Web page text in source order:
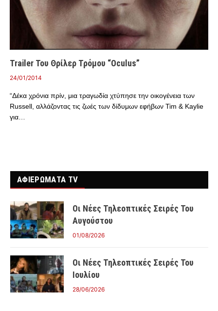
Trailer Του Θρίλερ Τρόμου “Oculus”
24/01/2014
“Δέκα χρόνια πρίν, μια τραγωδία χτύπησε την οικογένεια των
Russell, αλλάζοντας τις ζωές των δίδυμων εφήβων Tim & Kaylie
για…
ΑΦΙΕΡΩΜΑΤΑ TV
Οι Νέες Τηλεοπτικές Σειρές Του
Αυγούστου
01/08/2026
Οι Νέες Τηλεοπτικές Σειρές Του
Ιουλίου
28/06/2026